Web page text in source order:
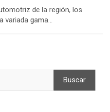
de la región, los
variada gama…
Buscar